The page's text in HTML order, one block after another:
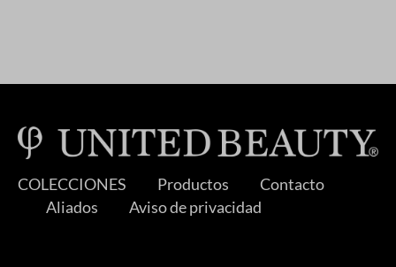
COLECCIONES Productos
Contacto
Aliados
Aviso de privacidad